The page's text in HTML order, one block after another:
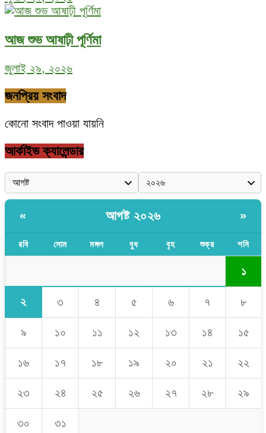
আজ শুভ আষাঢ়ী পূর্ণিমা
জুলাই ২৯, ২০২৬
জনপ্রিয় সংবাদ
কোনো সংবাদ পাওয়া যায়নি
আর্কাইভ ক্যালেন্ডার
« আগষ্ট ২০২৬ »
রবি সোম মঙ্গল বুধ বৃহ শুক্র শনি
১
২ ৩ ৪ ৫ ৬ ৭ ৮
৯ ১০ ১১ ১২ ১৩ ১৪ ১৫
১৬ ১৭ ১৮ ১৯ ২০ ২১ ২২
২৩ ২৪ ২৫ ২৬ ২৭ ২৮ ২৯
৩০ ৩১